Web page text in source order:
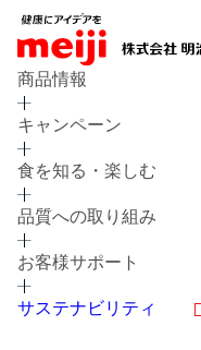
商品情報
キャンペーン
食を知る・楽しむ
品質への取り組み
お客様サポート
サステナビリティ